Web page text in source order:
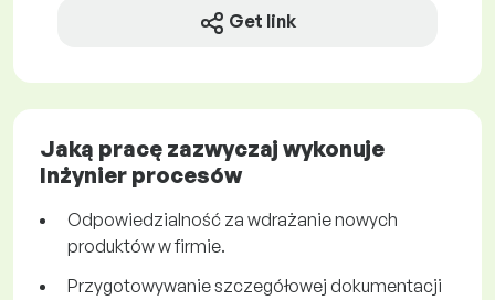
Get link
Jaką pracę zazwyczaj wykonuje
Inżynier procesów
Odpowiedzialność za wdrażanie nowych
produktów w firmie.
Przygotowywanie szczegółowej dokumentacji